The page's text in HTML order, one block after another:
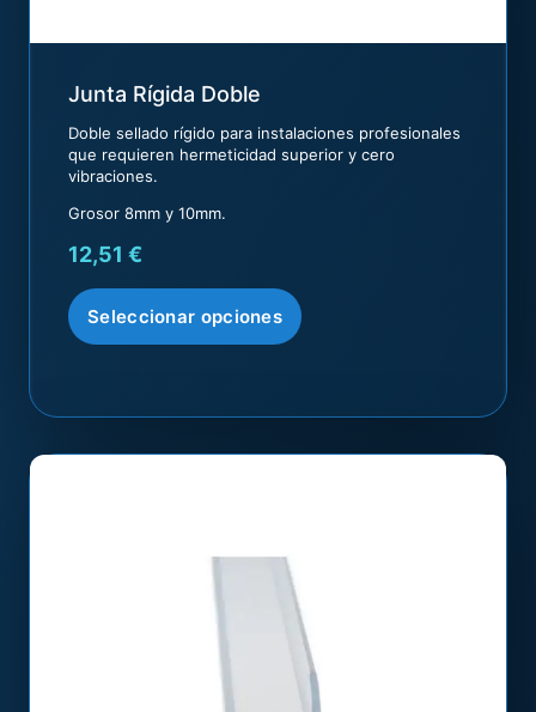
Junta Rígida Doble
Doble sellado rígido para instalaciones profesionales
que requieren hermeticidad superior y cero
vibraciones.
Grosor 8mm y 10mm.
12,51 €
Seleccionar opciones